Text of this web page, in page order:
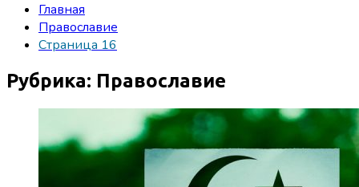
Главная
Православие
Страница 16
Рубрика: Православие